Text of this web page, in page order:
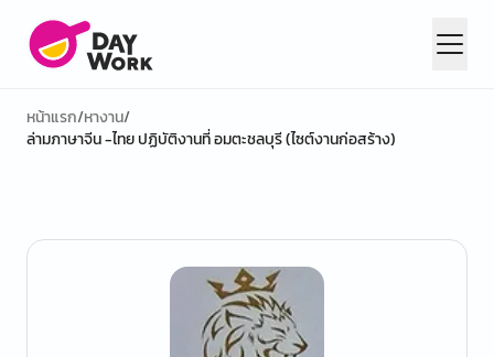
หน้าแรก/หางาน/
ล่ามภาษาจีน -ไทย ปฏิบัติงานที่ อมตะชลบุรี (ไซต์งานก่อสร้าง)